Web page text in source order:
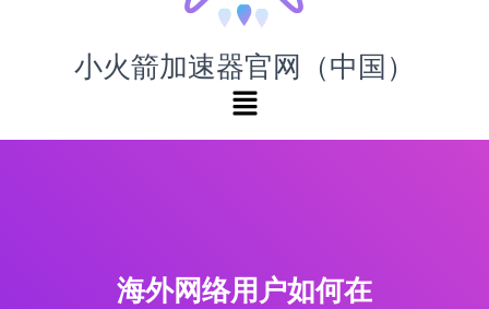
小火箭加速器官网（中国）
海外网络用户如何在